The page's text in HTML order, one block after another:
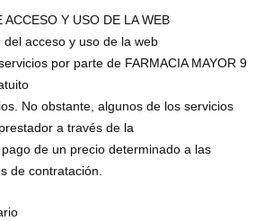
ACCESO Y USO DE LA WEB
acceso y uso de la web
por parte de FARMACIA MAYOR 9
No obstante, algunos de los servicios
a través de la
de un precio determinado a las
de contratación.